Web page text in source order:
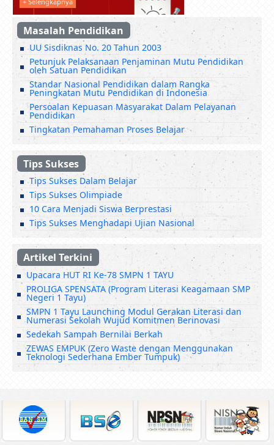
Masalah Pendidikan
UU Sisdiknas No. 20 Tahun 2003
Petunjuk Pelaksanaan Penjaminan Mutu Pendidikan
oleh Satuan Pendidikan
Standar Nasional Pendidikan dalam Rangka
Peningkatan Mutu Pendidikan di Indonesia
Persoalan Kepuasan Masyarakat Dalam Pelayanan
Pendidikan
Tingkatan Pemahaman Proses Belajar
Tips Sukses
Tips Sukses Dalam Belajar
Tips Sukses Olimpiade
10 Cara Menjadi Siswa Berprestasi
Tips Sukses Menghadapi Ujian Nasional
Artikel Terkini
Upacara HUT RI Ke-78 SMPN 1 TAYU
PROLIGA SPENSATA (Program Literasi Keagamaan SMP
Negeri 1 Tayu)
SMPN 1 Tayu Launching Modul Gerakan Literasi dan
Numerasi Sekolah Wujud Komitmen Berinovasi
Sedekah Sampah Bernilai Berkah
ZEWAS EMPUK (Zero Waste dengan Menggunakan
Teknologi Sederhana Ember Tumpuk)